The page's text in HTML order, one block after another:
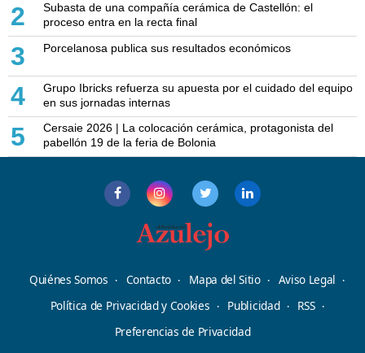
2
Subasta de una compañía cerámica de Castellón: el
proceso entra en la recta final
3 Porcelanosa publica sus resultados económicos
4
Grupo Ibricks refuerza su apuesta por el cuidado del equipo
en sus jornadas internas
5
Cersaie 2026 | La colocación cerámica, protagonista del
pabellón 19 de la feria de Bolonia
Quiénes Somos Contacto Mapa del Sitio
Aviso Legal
Política de Privacidad y Cookies
Publicidad
RSS
Preferencias de Privacidad